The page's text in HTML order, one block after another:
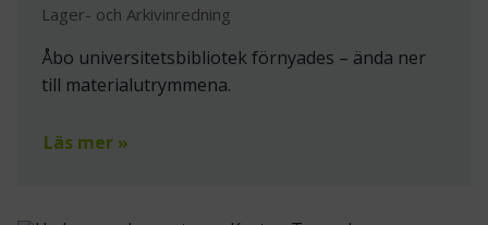
Lager- och Arkivinredning
Åbo universitetsbibliotek förnyades – ända ner
till materialutrymmena.
Läs mer »